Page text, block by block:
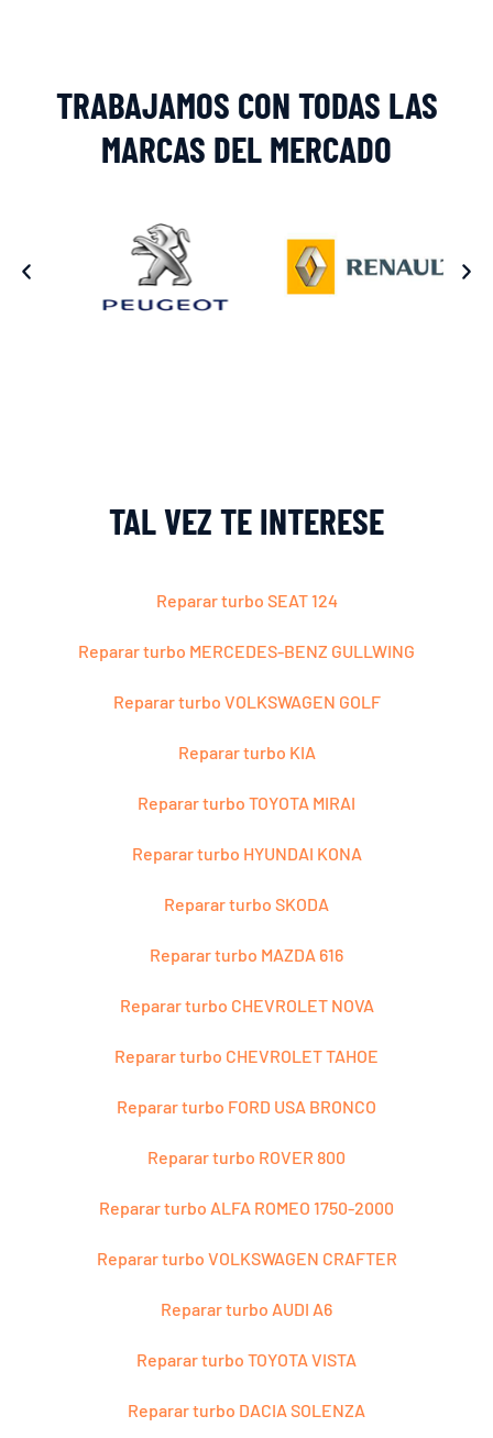
TRABAJAMOS CON TODAS LAS
MARCAS DEL MERCADO
TAL VEZ TE INTERESE
Reparar turbo SEAT 124
Reparar turbo MERCEDES-BENZ GULLWING
Reparar turbo VOLKSWAGEN GOLF
Reparar turbo KIA
Reparar turbo TOYOTA MIRAI
Reparar turbo HYUNDAI KONA
Reparar turbo SKODA
Reparar turbo MAZDA 616
Reparar turbo CHEVROLET NOVA
Reparar turbo CHEVROLET TAHOE
Reparar turbo FORD USA BRONCO
Reparar turbo ROVER 800
Reparar turbo ALFA ROMEO 1750-2000
Reparar turbo VOLKSWAGEN CRAFTER
Reparar turbo AUDI A6
Reparar turbo TOYOTA VISTA
Reparar turbo DACIA SOLENZA